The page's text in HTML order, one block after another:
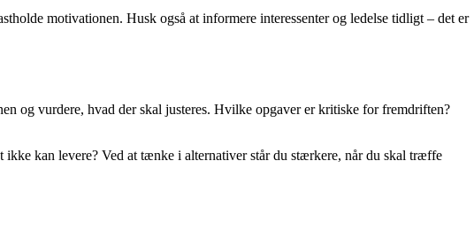
motivationen. Husk også at informere interessenter og ledelse tidligt – det er
og vurdere, hvad der skal justeres. Hvilke opgaver er kritiske for fremdriften?
kan levere? Ved at tænke i alternativer står du stærkere, når du skal træffe